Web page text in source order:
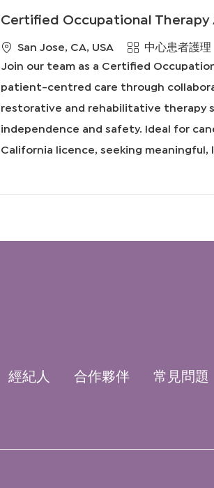
Certified Occupational Therapy
地
點
San Jose, CA, USA
類
別
中心患者護理
Join our team as a Certified
patient-centred care through
restorative and rehabilitative therapy
independence and safety. Ideal for
California licence, seeking meaningful,
經紀人 合作夥伴 常見問題